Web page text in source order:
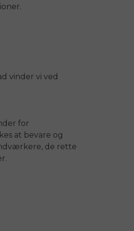
vinder vi ved
for
at bevare og
de rette